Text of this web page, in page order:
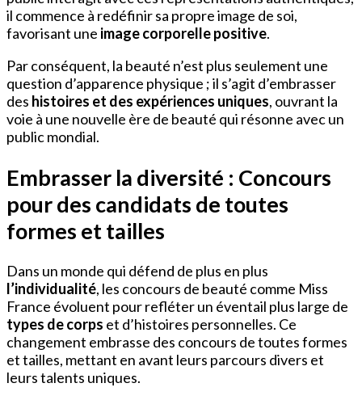
il commence à redéfinir sa propre image de soi,
favorisant une image corporelle positive.
Par conséquent, la beauté n’est plus seulement une
question d’apparence physique ; il s’agit d’embrasser
des histoires et des expériences uniques, ouvrant la
voie à une nouvelle ère de beauté qui résonne avec un
public mondial.
Embrasser la diversité : Concours
pour des candidats de toutes
formes et tailles
Dans un monde qui défend de plus en plus
l’individualité, les concours de beauté comme Miss
France évoluent pour refléter un éventail plus large de
types de corps et d’histoires personnelles. Ce
changement embrasse des concours de toutes formes
et tailles, mettant en avant leurs parcours divers et
leurs talents uniques.